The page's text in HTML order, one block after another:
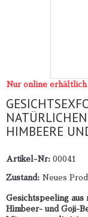
Nur online erhältlich
HIMBEERE
Artikel-Nr: 00041
Zustand: Neues
Gesichtspeeling aus
Himbeer- und Goji-